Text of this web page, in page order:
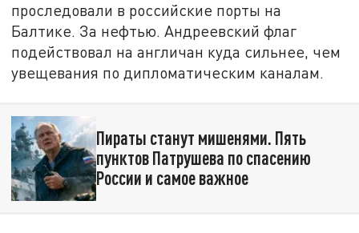
проследовали в российские порты на
Балтике. За нефтью. Андреевский флаг
подействовал на англичан куда сильнее, чем
увещевания по дипломатическим каналам.
Пираты станут мишенями. Пять
пунктов Патрушева по спасению
России и самое важное